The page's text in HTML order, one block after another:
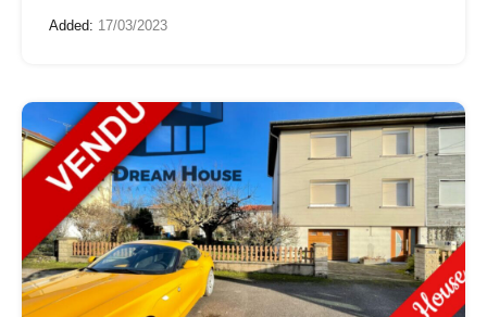
Added: 17/03/2023